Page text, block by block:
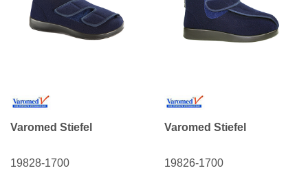
Varomed Stiefel
19828-1700
Varomed Stiefel
19826-1700